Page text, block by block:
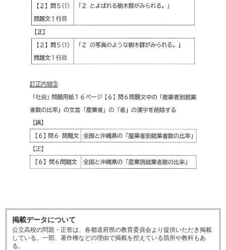
掲載データについて
公立高校の問題・正答は、各都道府県の教育委員会より提供いただき掲載
している。一部、著作権などの理由で掲載を控えている箇所や教科もあ
る。